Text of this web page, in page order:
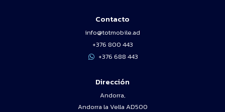
Contacto
info@totmobile.ad
+376 800 443
+376 688 443
Dirección
Andorra,
Andorra la Vella AD500